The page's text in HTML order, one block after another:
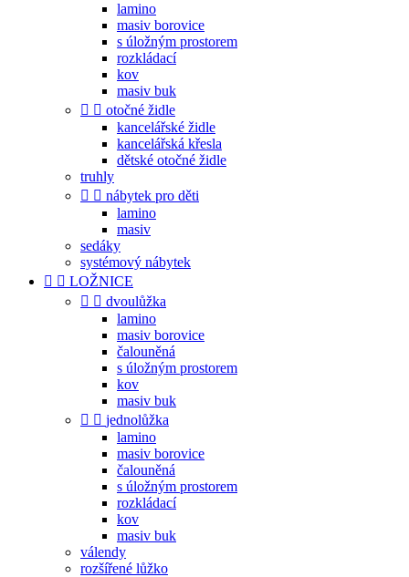
lamino
masiv borovice
s úložným prostorem
rozkládací
kov
masiv buk
  otočné židle
kancelářské židle
kancelářská křesla
dětské otočné židle
truhly
  nábytek pro děti
lamino
masiv
sedáky
systémový nábytek
  LOŽNICE
  dvoulůžka
lamino
masiv borovice
čalouněná
s úložným prostorem
kov
masiv buk
  jednolůžka
lamino
masiv borovice
čalouněná
s úložným prostorem
rozkládací
kov
masiv buk
válendy
rozšířené lůžko